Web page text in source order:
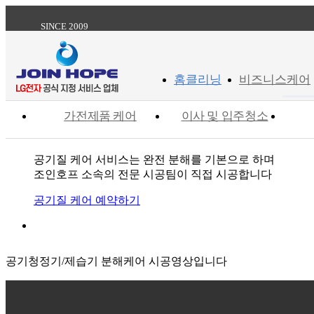
SINCE 2009
홈클리닝 비즈니스케어
가전제품 케어 이사 및 입주청소
공기질 케어 서비스는 완전 분해를 기본으로 하며
조인호프 소속의 전문 시공팀이 직접 시공합니다
공기질 케어 예약하기
공기청정기/제습기 분해케어 시공영상입니다